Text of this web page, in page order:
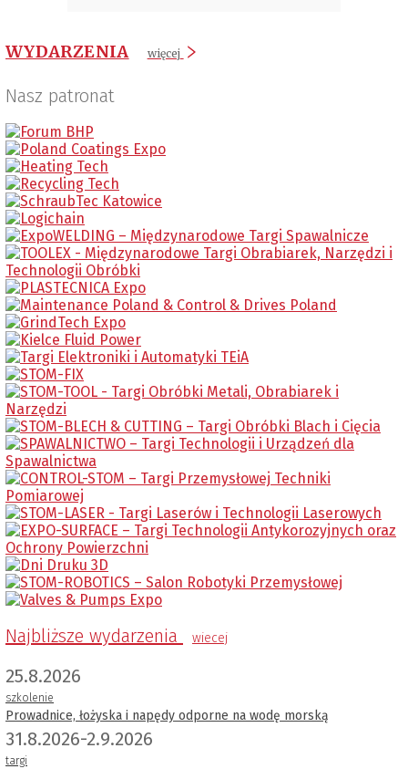
WYDARZENIA więcej
Nasz patronat
Najbliższe wydarzenia wiecej
25.8.2026
szkolenie
Prowadnice, łożyska i napędy odporne na wodę morską
31.8.2026-2.9.2026
targi